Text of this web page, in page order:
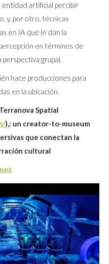
entidad artificial percibir
y, por otro, técnicas
en IA que le dan la
en términos de
grupal.
hace producciones para
en la ubicación.
Spatial
),: un creator-to-museum
que conectan la
cultural